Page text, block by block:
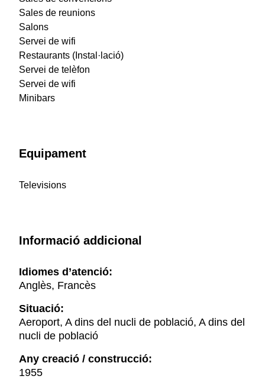
Sales de reunions
Salons
Servei de wifi
Restaurants (Instal·lació)
Servei de telèfon
Servei de wifi
Minibars
Equipament
Televisions
Informació addicional
Idiomes d’atenció:
Anglès, Francès
Situació:
Aeroport, A dins del nucli de població, A dins del
nucli de població
Any creació / construcció:
1955